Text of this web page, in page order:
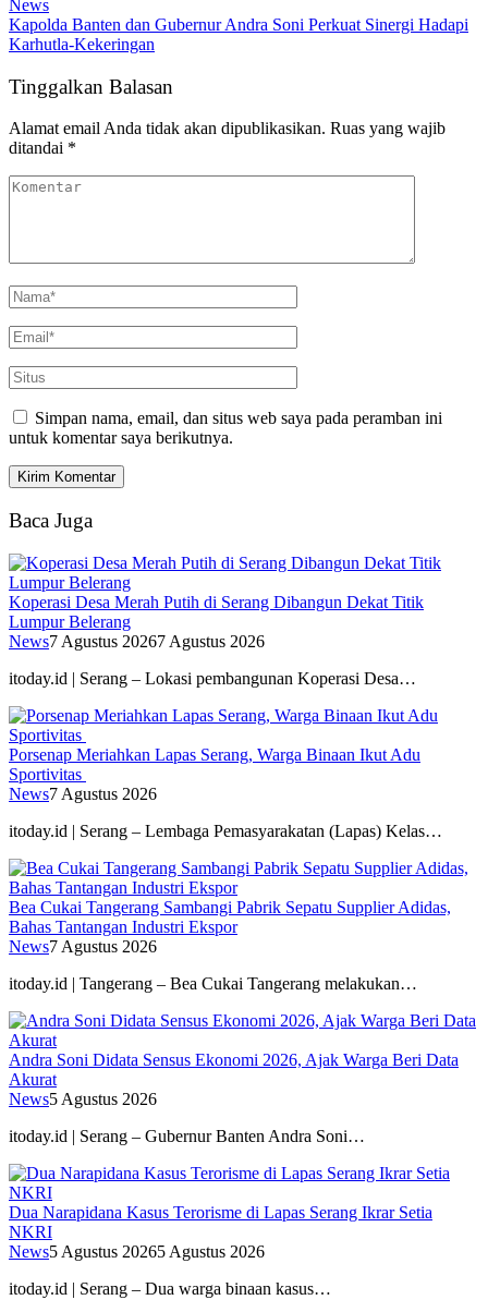
News
Kapolda Banten dan Gubernur Andra Soni Perkuat Sinergi Hadapi
Karhutla-Kekeringan
Tinggalkan Balasan
Alamat email Anda tidak akan dipublikasikan. Ruas yang wajib
ditandai *
Simpan nama, email, dan situs web saya pada peramban ini
untuk komentar saya berikutnya.
Baca Juga
Koperasi Desa Merah Putih di Serang Dibangun Dekat Titik
Lumpur Belerang
News7 Agustus 20267 Agustus 2026
itoday.id | Serang – Lokasi pembangunan Koperasi Desa…
Porsenap Meriahkan Lapas Serang, Warga Binaan Ikut Adu
Sportivitas
News7 Agustus 2026
itoday.id | Serang – Lembaga Pemasyarakatan (Lapas) Kelas…
Bea Cukai Tangerang Sambangi Pabrik Sepatu Supplier Adidas,
Bahas Tantangan Industri Ekspor
News7 Agustus 2026
itoday.id | Tangerang – Bea Cukai Tangerang melakukan…
Andra Soni Didata Sensus Ekonomi 2026, Ajak Warga Beri Data
Akurat
News5 Agustus 2026
itoday.id | Serang – Gubernur Banten Andra Soni…
Dua Narapidana Kasus Terorisme di Lapas Serang Ikrar Setia
NKRI
News5 Agustus 20265 Agustus 2026
itoday.id | Serang – Dua warga binaan kasus…